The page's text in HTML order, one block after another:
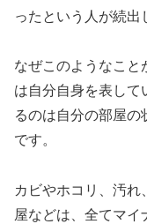
ったという人が続出
なぜこのようなこと
は自分自身を表して
るのは自分の部屋の
です。
カビやホコリ、汚れ
屋などは、全てマイ